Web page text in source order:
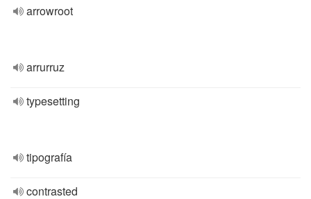
arrowroot
arrurruz
typesetting
tipografía
contrasted